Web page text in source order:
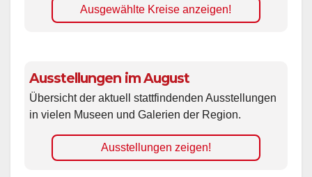
Ausgewählte Kreise anzeigen!
Ausstellungen im August
Übersicht der aktuell stattfindenden Ausstellungen
in vielen Museen und Galerien der Region.
Ausstellungen zeigen!